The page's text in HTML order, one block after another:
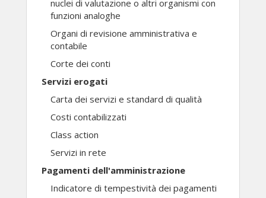
nuclei di valutazione o altri organismi con
funzioni analoghe
Organi di revisione amministrativa e
contabile
Corte dei conti
Servizi erogati
Carta dei servizi e standard di qualità
Costi contabilizzati
Class action
Servizi in rete
Pagamenti dell'amministrazione
Indicatore di tempestività dei pagamenti